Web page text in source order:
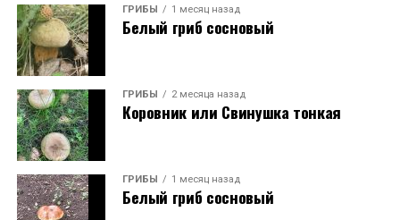
ГРИБЫ 1 месяц назад
Белый гриб сосновый
ГРИБЫ 2 месяца назад
Коровник или Свинушка тонкая
ГРИБЫ 1 месяц назад
Белый гриб сосновый